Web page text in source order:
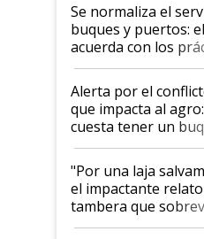
Se normaliza el
buques y puertos:
acuerda con los
suspende el
desregulación
Alerta por el
que impacta al
cuesta tener un
y el peligro de que
pase a ser "país
"Por una laja
el impactante
tambera que
tornado